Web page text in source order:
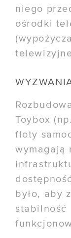
niego
ośrodki
Toybox
floty
wymagają
było, aby
stabilność